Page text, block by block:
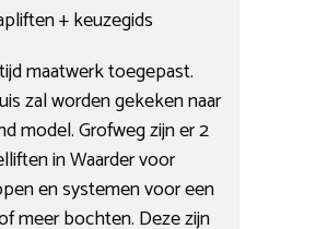
+ keuzegids
maatwerk toegepast.
zal worden gekeken naar
model. Grofweg zijn er 2
in Waarder voor
en systemen voor een
meer bochten. Deze zijn